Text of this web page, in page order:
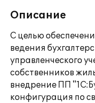
Описание
С целью
ведения
управленческого
собственников
внедрение ПП
конфигурация по